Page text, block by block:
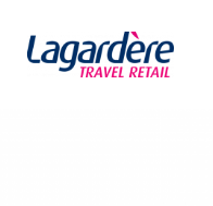
Vai al contenuto